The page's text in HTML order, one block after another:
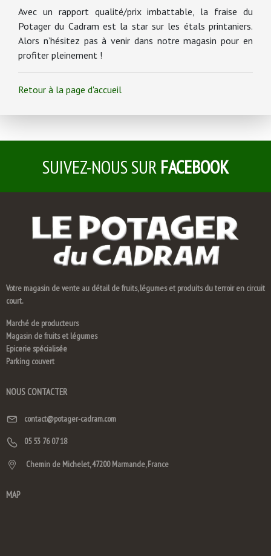
Avec un rapport qualité/prix imbattable, la fraise du
Potager du Cadram est la star sur les étals printaniers.
Alors n’hésitez pas à venir dans notre magasin pour en
profiter pleinement !
Retour à la page d'accueil
SUIVEZ-NOUS SUR FACEBOOK
Votre magasin de vente au détail de fruits, légumes et produits du terroir en circuit
court.
Marché de producteurs
Magasin de fruits et légumes
Epicerie spécialisée
Parking couvert
NOUS CONTACTER
contact@potager-cadram.com
05 53 76 07 18
Chemin de Michelet, 47200 Marmande, France
MAP